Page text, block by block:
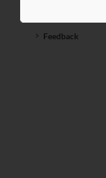
Feedback